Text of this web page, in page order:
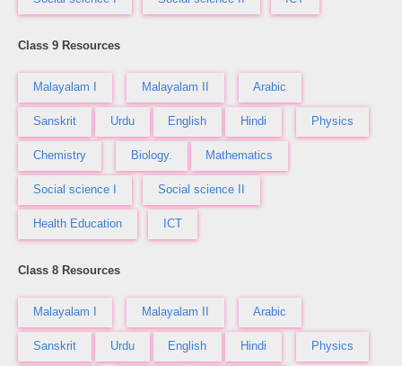
Class 9 Resources
Malayalam I Malayalam II Arabic
Sanskrit Urdu English Hindi Physics
Chemistry Biology. Mathematics
Social science I Social science II
Health Education ICT
Class 8 Resources
Malayalam I Malayalam II Arabic
Sanskrit Urdu English Hindi Physics